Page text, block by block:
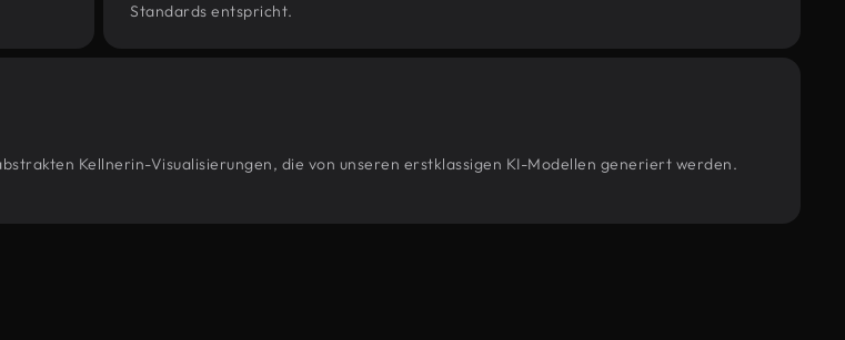
Standards entspricht.
Kellnerin-Visualisierungen, die von unseren erstklassigen KI-Modellen generiert werden.